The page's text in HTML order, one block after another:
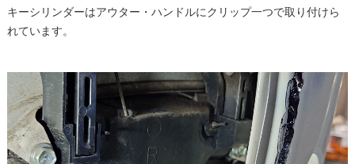
キーシリンダーはアウター・ハンドルにクリップ一つで取り付けら
れています。